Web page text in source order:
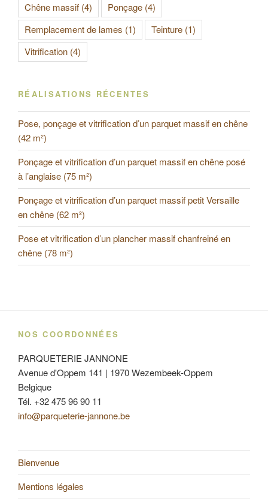
Chêne massif (4) Ponçage (4)
Remplacement de lames (1) Teinture (1)
Vitrification (4)
RÉALISATIONS RÉCENTES
Pose, ponçage et vitrification d’un parquet massif en chêne
(42 m²)
Ponçage et vitrification d’un parquet massif en chêne posé
à l’anglaise (75 m²)
Ponçage et vitrification d’un parquet massif petit Versaille
en chêne (62 m²)
Pose et vitrification d’un plancher massif chanfreiné en
chêne (78 m²)
NOS COORDONNÉES
PARQUETERIE JANNONE
Avenue d'Oppem 141 | 1970 Wezembeek-Oppem
Belgique
Tél. +32 475 96 90 11
info@parqueterie-jannone.be
Bienvenue
Mentions légales